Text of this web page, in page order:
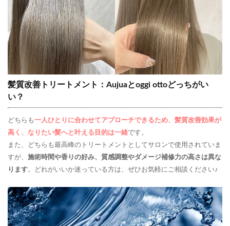
髪質改善トリートメント：Aujuaとoggi ottoどっちがい
い？
どちらも一人ひとりに合わせてアプローチできるため、髪質改善効果が
高く、なりたい髪へと叶える目的は一緒です。
また、どちらも最高峰のトリートメントとしてサロンで使用されていま
すが、 施術時間や香りの好み、質感調整やダメージ補修力の高さは異な
ります。どれがいいか迷っている方は、ぜひお気軽にご相談ください♪